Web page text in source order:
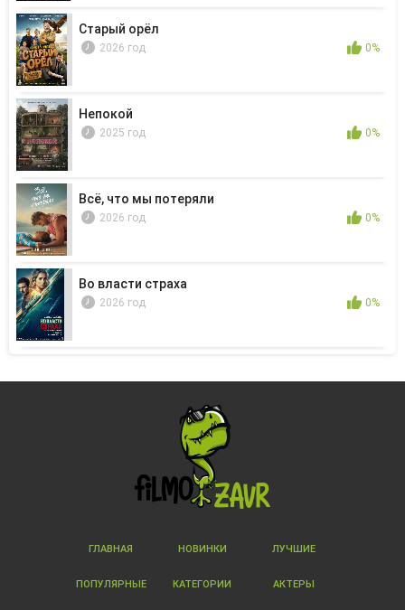
Старый орёл
2026 год 0%
Непокой
2025 год 0%
Всё, что мы потеряли
2026 год 0%
Во власти страха
2026 год 0%
ГЛАВНАЯ НОВИНКИ ЛУЧШИЕ
ПОПУЛЯРНЫЕ КАТЕГОРИИ АКТЕРЫ